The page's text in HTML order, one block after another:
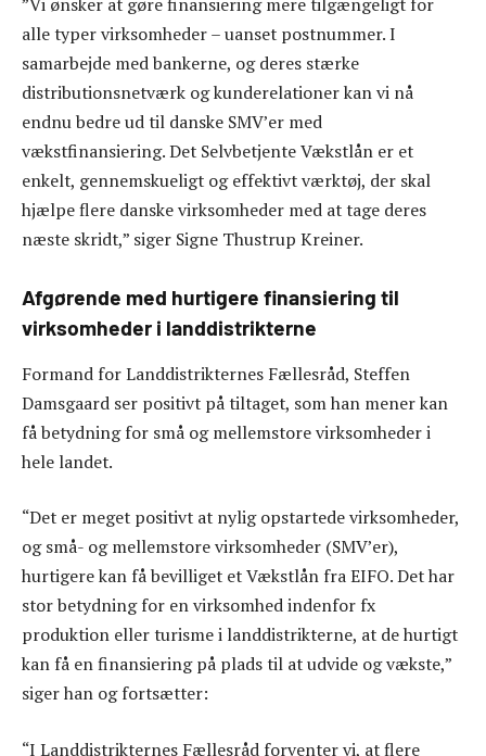
alle typer virksomheder – uanset postnummer. I
samarbejde med bankerne, og deres stærke
distributionsnetværk og kunderelationer kan vi nå
endnu bedre ud til danske SMV’er med
vækstfinansiering. Det Selvbetjente Vækstlån er et
enkelt, gennemskueligt og effektivt værktøj, der skal
hjælpe flere danske virksomheder med at tage deres
næste skridt,” siger Signe Thustrup Kreiner.
Afgørende med hurtigere finansiering til
virksomheder i landdistrikterne
Formand for Landdistrikternes Fællesråd, Steffen
Damsgaard ser positivt på tiltaget, som han mener kan
få betydning for små og mellemstore virksomheder i
hele landet.
“Det er meget positivt at nylig opstartede virksomheder,
og små- og mellemstore virksomheder (SMV’er),
hurtigere kan få bevilliget et Vækstlån fra EIFO. Det har
stor betydning for en virksomhed indenfor fx
produktion eller turisme i landdistrikterne, at de hurtigt
kan få en finansiering på plads til at udvide og vækste,”
siger han og fortsætter:
“I Landdistrikternes Fællesråd forventer vi, at flere